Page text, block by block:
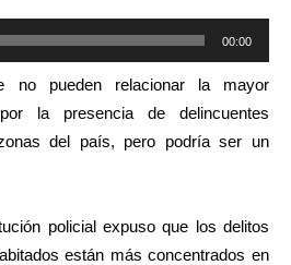
00:00
no pueden relacionar la mayor
la presencia de delincuentes
del país, pero podría ser un
policial expuso que los delitos
están más concentrados en